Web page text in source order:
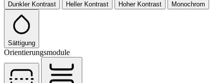
Dunkler Kontrast Heller Kontrast Hoher Kontrast Monochrom
Sättigung
Orientierungsmodule